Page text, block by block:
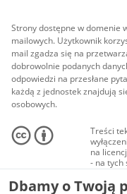
Strony dostępne w domenie
mailowych. Użytkownik
mail zgadza się na
dobrowolnie podanych
odpowiedzi na przesłane
każdą z jednostek znajdują
osobowych.
Treści
na
- na tych
audio i
Dbamy o Twoją